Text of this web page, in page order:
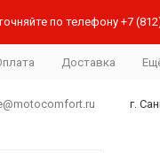
по телефону +7
Доставка
г.